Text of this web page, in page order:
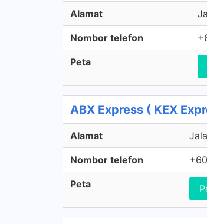
Alamat
Nombor telefon
Peta
ABX Express ( KEX
Alamat
Nombor telefon
Peta